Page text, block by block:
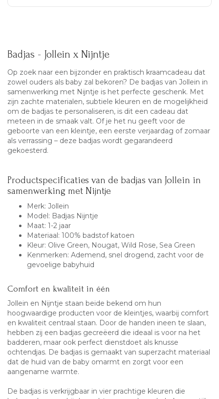
Badjas - Jollein x Nijntje
Op zoek naar een bijzonder en praktisch kraamcadeau dat
zowel ouders als baby zal bekoren? De badjas van Jollein in
samenwerking met Nijntje is het perfecte geschenk. Met
zijn zachte materialen, subtiele kleuren en de mogelijkheid
om de badjas te personaliseren, is dit een cadeau dat
meteen in de smaak valt. Of je het nu geeft voor de
geboorte van een kleintje, een eerste verjaardag of zomaar
als verrassing – deze badjas wordt gegarandeerd
gekoesterd.
Productspecificaties van de badjas van Jollein in
samenwerking met Nijntje
Merk: Jollein
Model: Badjas Nijntje
Maat: 1-2 jaar
Materiaal: 100% badstof katoen
Kleur: Olive Green, Nougat, Wild Rose, Sea Green
Kenmerken: Ademend, snel drogend, zacht voor de
gevoelige babyhuid
Comfort en kwaliteit in één
Jollein en Nijntje staan beide bekend om hun
hoogwaardige producten voor de kleintjes, waarbij comfort
en kwaliteit centraal staan. Door de handen ineen te slaan,
hebben zij een badjas gecreëerd die ideaal is voor na het
badderen, maar ook perfect dienstdoet als knusse
ochtendjas. De badjas is gemaakt van superzacht materiaal
dat de huid van de baby omarmt en zorgt voor een
aangename warmte.
De badjas is verkrijgbaar in vier prachtige kleuren die